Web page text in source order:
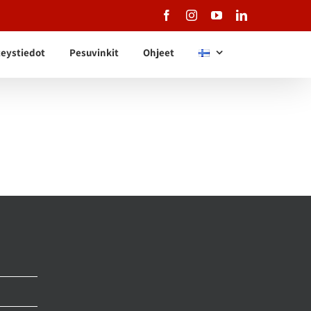
FacebookInstagramYouTubeLinkedIn
Pesuvinkit Ohjeet